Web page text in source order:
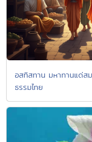
อสทิสทาน มหาทานแด่ส
ธรรมไทย